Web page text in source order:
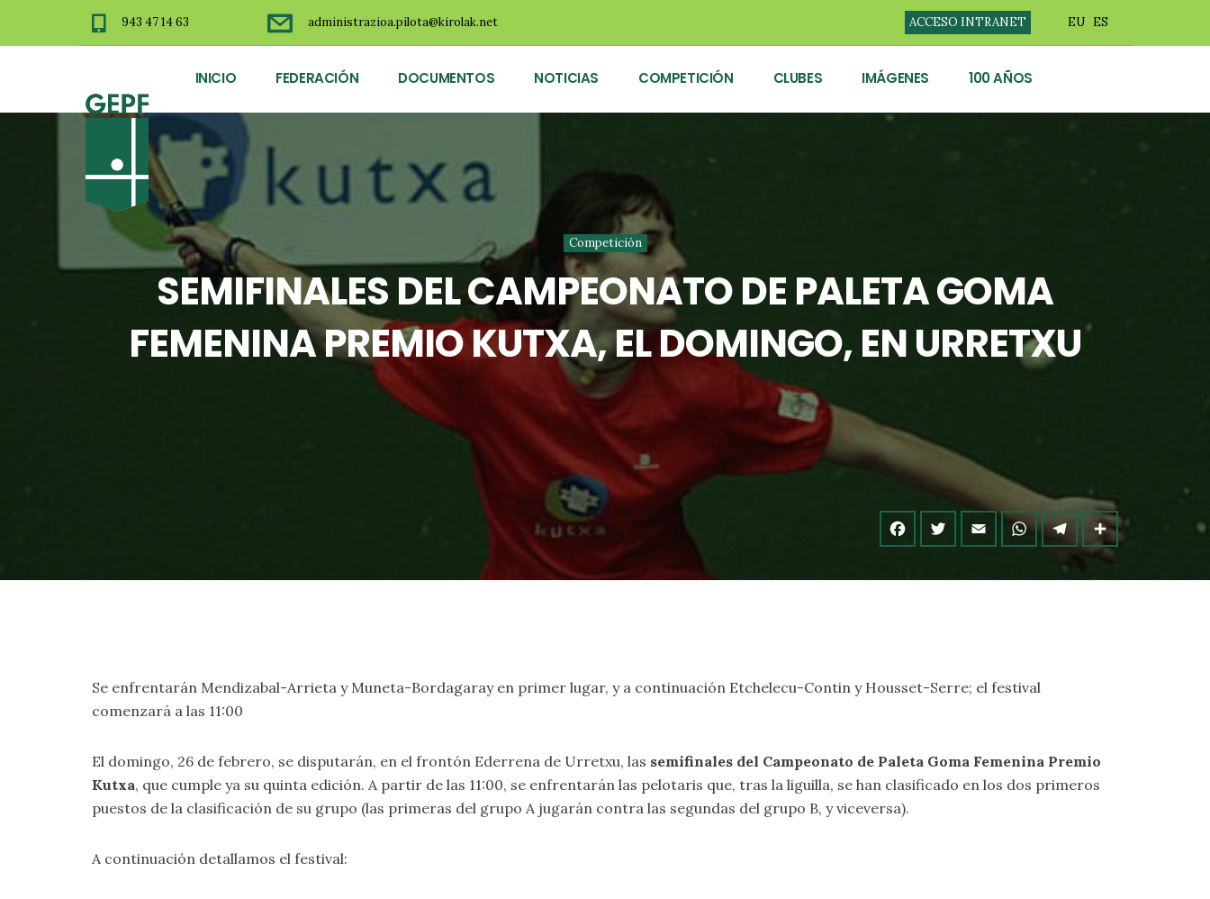
943 47 14 63 administrazioa.pilota@kirolak.net ACCESO INTRANET EU ES
INICIO FEDERACIÓN DOCUMENTOS NOTICIAS COMPETICIÓN CLUBES IMÁGENES 100 AÑOS
Competición
SEMIFINALES DEL CAMPEONATO DE PALETA GOMA
FEMENINA PREMIO KUTXA, EL DOMINGO, EN URRETXU
Se enfrentarán Mendizabal-Arrieta y Muneta-Bordagaray en primer lugar, y a continuación Etchelecu-Contin y Housset-Serre; el festival
comenzará a las 11:00
El domingo, 26 de febrero, se disputarán, en el frontón Ederrena de Urretxu, las semifinales del Campeonato de Paleta Goma Femenina Premio
Kutxa, que cumple ya su quinta edición. A partir de las 11:00, se enfrentarán las pelotaris que, tras la liguilla, se han clasificado en los dos primeros
puestos de la clasificación de su grupo (las primeras del grupo A jugarán contra las segundas del grupo B, y viceversa).
A continuación detallamos el festival: